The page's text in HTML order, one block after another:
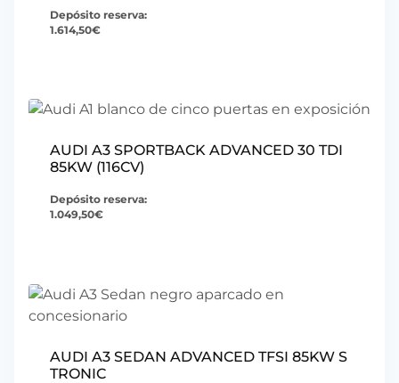
Depósito reserva:
1.614,50€
AUDI A3 SPORTBACK ADVANCED 30 TDI
85KW (116CV)
Depósito reserva:
1.049,50€
AUDI A3 SEDAN ADVANCED TFSI 85KW S
TRONIC